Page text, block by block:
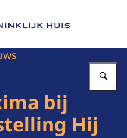
van Het Koninklijk Huis
bij
Hij